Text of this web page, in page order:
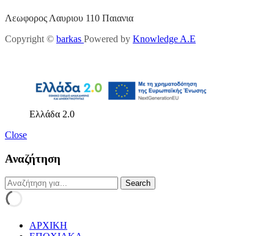
Λεωφορος Λαυριου 110 Παιανια
Copyright © barkas Powered by Knowledge A.E
Ελλάδα 2.0
Close
Αναζήτηση
ΑΡΧΙΚΗ